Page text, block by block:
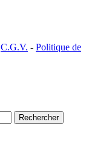
C.G.V. - Politique de